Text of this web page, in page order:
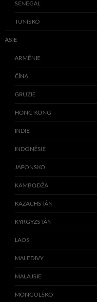
SENEGAL
TUNISKO
ASIE
ARMÉNIE
ČÍNA
GRUZIE
HONG KONG
INDIE
INDONÉSIE
JAPONSKO
KAMBODŽA
KAZACHSTÁN
KYRGYZSTÁN
LAOS
MALEDIVY
MALAJSIE
MONGOLSKO